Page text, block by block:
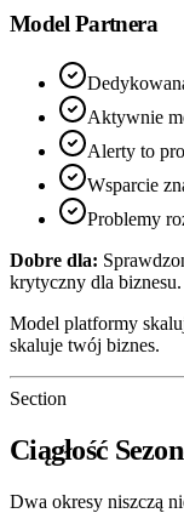
Model Partnera
Aktywnie
Alerty to
Wsparcie
Problemy
Dobre dla:
krytyczny dla biznesu.
Model platformy
skaluje twój biznes.
Section
Ciągłość
Dwa okresy niszczą